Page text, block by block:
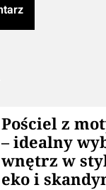
Pościel z
– idealny
wnętrz w
eko i